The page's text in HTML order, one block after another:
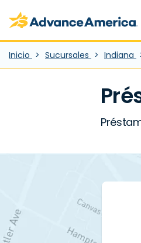
Advance America home
Inicio Sucursales Indiana